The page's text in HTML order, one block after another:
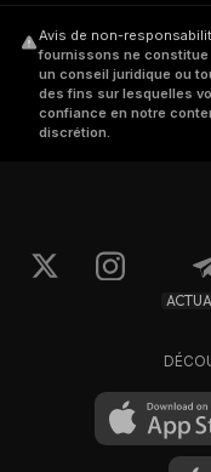
Avis de non-
fournissons ne
un conseil juridique ou
des fins sur lesquelles
confiance en notre
discrétion.